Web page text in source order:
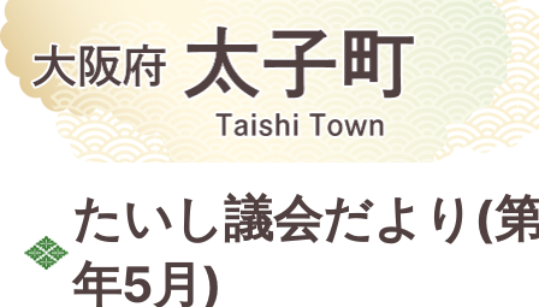
たいし議会だより(
年5月)